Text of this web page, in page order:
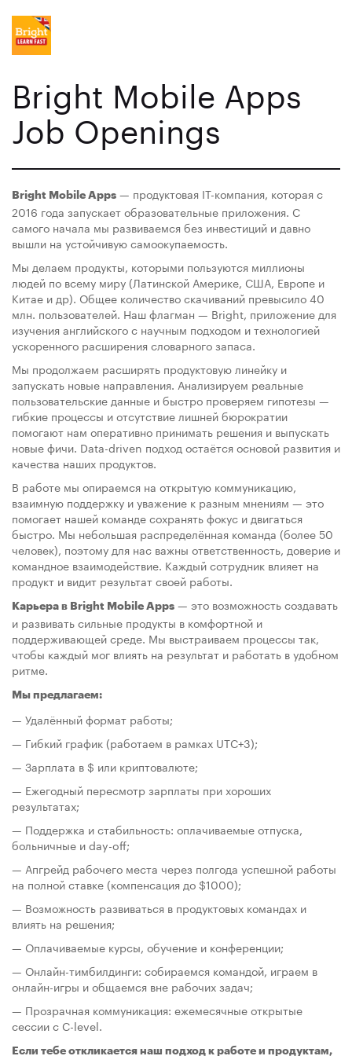
Bright Mobile Apps
Job Openings
Bright Mobile Apps — продуктовая IT-компания, которая с
2016 года запускает образовательные приложения. С
самого начала мы развиваемся без инвестиций и давно
вышли на устойчивую самоокупаемость.
Мы делаем продукты, которыми пользуются миллионы
людей по всему миру (Латинской Америке, США, Европе и
Китае и др). Общее количество скачиваний превысило 40
млн. пользователей. Наш флагман — Bright, приложение для
изучения английского с научным подходом и технологией
ускоренного расширения словарного запаса.
Мы продолжаем расширять продуктовую линейку и
запускать новые направления. Анализируем реальные
пользовательские данные и быстро проверяем гипотезы —
гибкие процессы и отсутствие лишней бюрократии
помогают нам оперативно принимать решения и выпускать
новые фичи. Data-driven подход остаётся основой развития и
качества наших продуктов.
В работе мы опираемся на открытую коммуникацию,
взаимную поддержку и уважение к разным мнениям — это
помогает нашей команде сохранять фокус и двигаться
быстро. Мы небольшая распределённая команда (более 50
человек), поэтому для нас важны ответственность, доверие и
командное взаимодействие. Каждый сотрудник влияет на
продукт и видит результат своей работы.
Карьера в Bright Mobile Apps — это возможность создавать
и развивать сильные продукты в комфортной и
поддерживающей среде. Мы выстраиваем процессы так,
чтобы каждый мог влиять на результат и работать в удобном
ритме.
Мы предлагаем:
— Удалённый формат работы;
— Гибкий график (работаем в рамках UTC+3);
— Зарплата в $ или криптовалюте;
— Ежегодный пересмотр зарплаты при хороших
результатах;
— Поддержка и стабильность: оплачиваемые отпуска,
больничные и day-off;
— Апгрейд рабочего места через полгода успешной работы
на полной ставке (компенсация до $1000);
— Возможность развиваться в продуктовых командах и
влиять на решения;
— Оплачиваемые курсы, обучение и конференции;
— Онлайн-тимбилдинги: собираемся командой, играем в
онлайн-игры и общаемся вне рабочих задач;
— Прозрачная коммуникация: ежемесячные открытые
сессии с C-level.
Если тебе откликается наш подход к работе и продуктам,